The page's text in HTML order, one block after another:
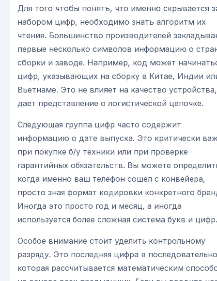
Для того чтобы понять, что именно скрывается
набором цифр, необходимо знать алгоритм их
чтения. Большинство производителей
первые несколько символов информацию о
сборки и заводе. Например, код может
цифр, указывающих на сборку в Китае, Индии
Вьетнаме. Это не влияет на качество
дает представление о логистической цепочке.
Следующая группа цифр часто содержит
информацию о дате выпуска. Это критически
при покупке б/у техники или при проверке
гарантийных обязательств. Вы можете
когда именно ваш телефон сошел с конвейера,
просто зная формат кодировки конкретного
Иногда это просто год и месяц, а иногда
используется более сложная система букв и цифр.
Особое внимание стоит уделить контрольному
разряду. Это последняя цифра в
которая рассчитывается математическим